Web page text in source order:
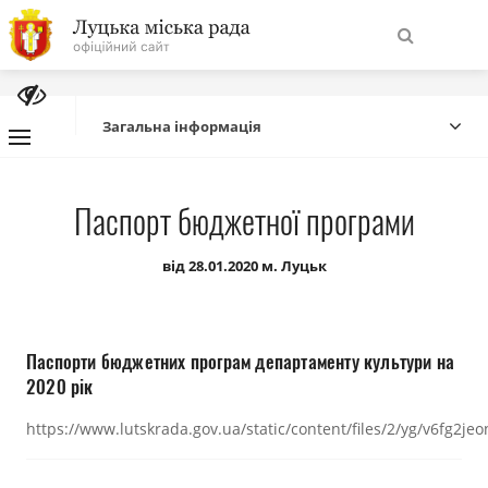
На
головну
сайту
Про місто
Міська влада
Публічна інформація
Загальна інформація
Паспорт бюджетної програми
від 28.01.2020 м. Луцьк
Паспорти бюджетних програм департаменту культури на
2020 рік
https://www.lutskrada.gov.ua/static/content/files/2/yg/